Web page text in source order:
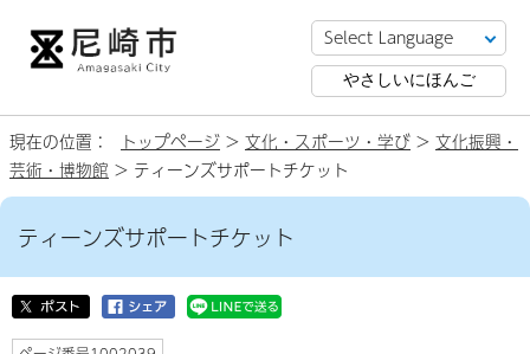
やさしいにほんご
現在の位置： トップページ > 文化・スポーツ・学び > 文化振興・
芸術・博物館 > ティーンズサポートチケット
ティーンズサポートチケット